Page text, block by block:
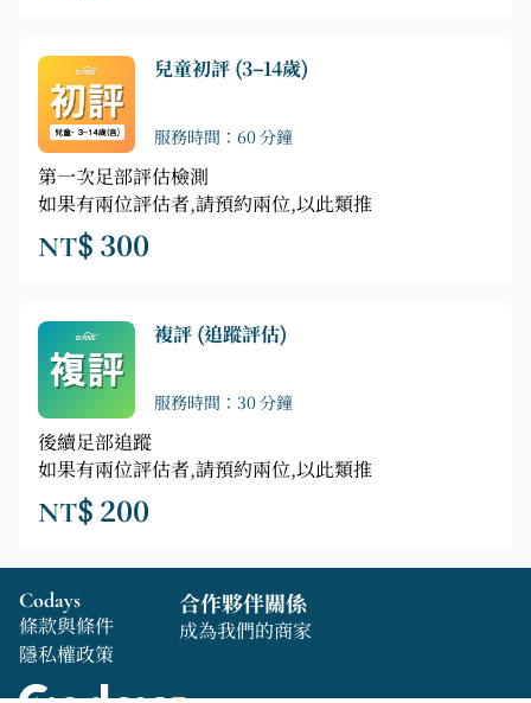
兒童初評 (3–14歲)
服務時間：60 分鐘
第一次足部評估檢測
如果有兩位評估者,請預約兩位,以此類推
NT$ 300
複評 (追蹤評估)
服務時間：30 分鐘
後續足部追蹤
如果有兩位評估者,請預約兩位,以此類推
NT$ 200
Codays
條款與條件
隱私權政策
合作夥伴關係
成為我們的商家